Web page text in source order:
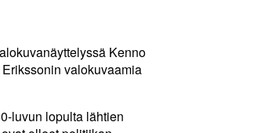
Kenno
valokuvaamia
luvun lopulta lähtien